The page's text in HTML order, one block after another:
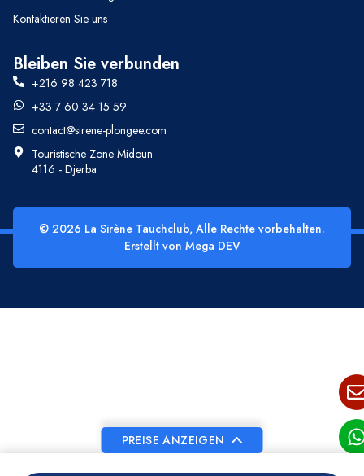
PREISE ANZEIGEN
Kontaktieren Sie uns
Bleiben Sie verbunden
+216 98 423 718
+33 7 60 34 15 59
contact@sirene-plongee.com
Touristische Zone Midoun
4116 - Djerba
© 2026 La Sirène Tauchclub, Alle Rechte vorbehalten.
Erstellt von Mega DEV